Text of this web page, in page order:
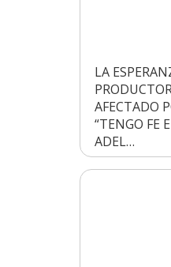
LA
AFECTADO
“TENGO FE
ADEL…